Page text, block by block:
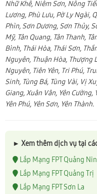
Nhữ Khê, Niêm Sơn, Nông
Lương, Phù Lưu, Pờ Ly Ngài,
Phìn, Sơn Dương, Sơn Thủy,
Mỹ, Tân Quang, Tân Thanh,
Bình, Thái Hòa, Thái Sơn,
Nguyên, Thuận Hòa, Thượng
Nguyên, Tiên Yên, Tri Phú,
Sinh, Tùng Bá, Tùng Vài, Vị
Giang, Xuân Vân, Yên Cường,
Yên Phú, Yên Sơn, Yên Thành.
► Xem thêm dịch vụ tại
Lắp Mạng FPT Quảng
Lắp Mạng FPT Quảng Trị
Lắp Mạng FPT Sơn La